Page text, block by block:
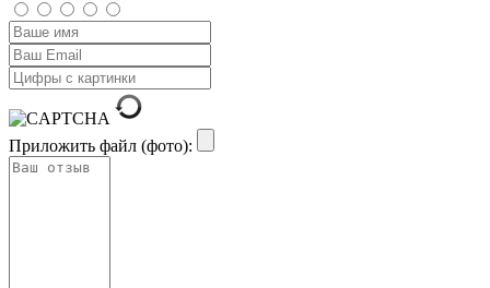
Приложить файл (фото):